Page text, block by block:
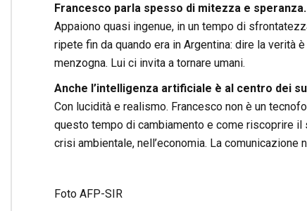
Francesco parla spesso di mitezza e
Appaiono quasi ingenue, in un tempo di
ripete fin da quando era in Argentina: dire la verità
menzogna. Lui ci invita a tornare umani.
Anche l’intelligenza artificiale è al centro dei
Con lucidità e realismo. Francesco non è un
questo tempo di cambiamento e come riscoprire
crisi ambientale, nell’economia. La comunicazione
Foto AFP-SIR